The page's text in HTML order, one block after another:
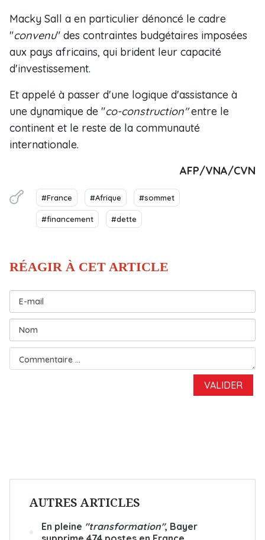
Macky Sall a en particulier dénoncé le cadre
"convenu" des contraintes budgétaires imposées
aux pays africains, qui brident leur capacité
d'investissement.
Et appelé à passer d'une logique d'assistance à
une dynamique de "co-construction"entre le
continent et le reste de la communauté
internationale.
AFP/VNA/CVN
#France #Afrique #sommet
#financement #dette
AUTRES ARTICLES
En pleine "transformation", Bayer